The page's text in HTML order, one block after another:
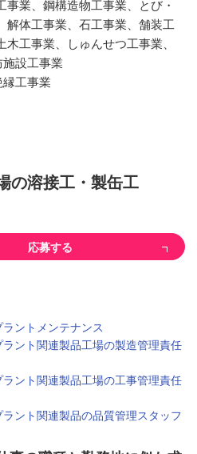
業、鋼構造物工事業、とび・
解体工事業、石工事業、舗装工
工事業、しゅんせつ工事業、
施設工事業
縁工事業
の溶接工・製缶工
応募する
ントメンテナンス
ント関連製品工場の製造管理責任
ント関連製品工場の工事管理責任
ント関連製品の品質管理スタッフ